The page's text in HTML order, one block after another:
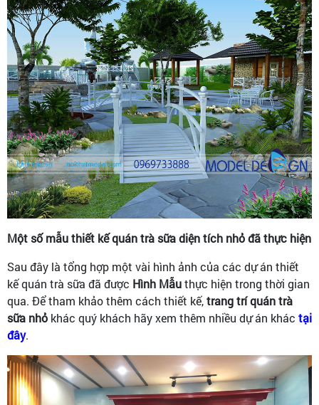
Một số mẫu thiết kế quán trà sữa diện tích nhỏ đã thực hiện
Sau đây là tổng hợp một vài hình ảnh của các dự án thiết
kế quán trà sữa đã được Hình Mẫuthực hiện trong thời gian
qua. Để tham khảo thêm cách thiết kế,trang trí quán trà
sữa nhỏ khác quý khách hãy xem thêm nhiều dự án khác tại
đây.